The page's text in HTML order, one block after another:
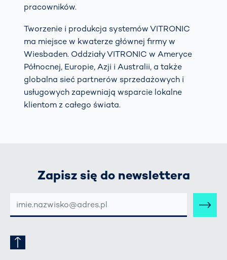
pracowników.
Tworzenie i produkcja systemów VITRONIC
ma miejsce w kwaterze głównej firmy w
Wiesbaden. Oddziały VITRONIC w Ameryce
Północnej, Europie, Azji i Australii, a także
globalna sieć partnerów sprzedażowych i
usługowych zapewniają wsparcie lokalne
klientom z całego świata.
Zapisz się do newslettera
MAIL-
ADRESSE